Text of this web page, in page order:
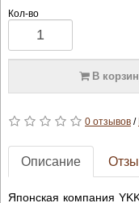
Кол-во
В
0 отзывов/
Описание
Японская компания